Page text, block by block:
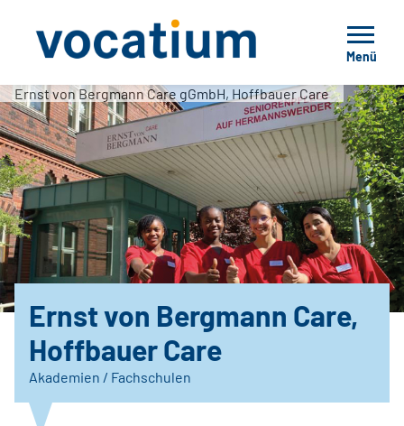
Menü
Ernst von Bergmann Care gGmbH, Hoffbauer Care
Ernst von Bergmann Care,
Hoffbauer Care
Akademien / Fachschulen